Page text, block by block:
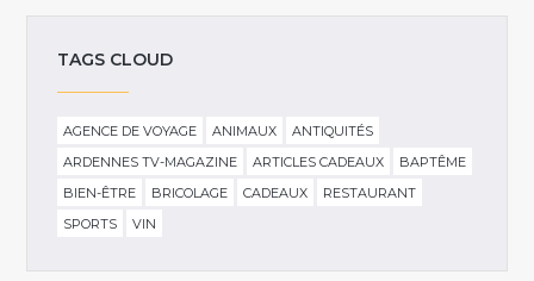
TAGS CLOUD
AGENCE DE VOYAGE ANIMAUX
ANTIQUITÉS
ARDENNES TV-MAGAZINE
ARTICLES CADEAUX
BAPTÊME
BIEN-ÊTRE
BRICOLAGE CADEAUX
RESTAURANT
SPORTS
VIN